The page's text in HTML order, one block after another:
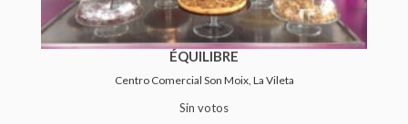
ÉQUILIBRE
Centro Comercial Son Moix, La Vileta
Sin votos